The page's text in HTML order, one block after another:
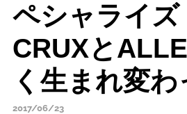
ペシャライズ
CRUXと
く生まれ変
2017/06/23